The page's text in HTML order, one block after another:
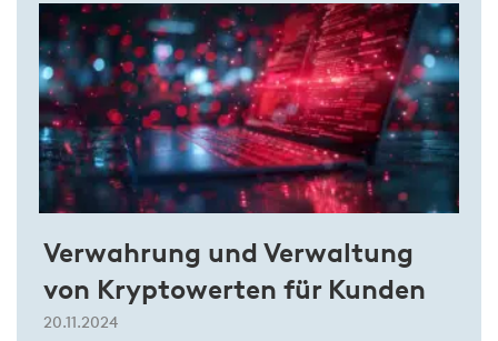
Verwahrung und Verwaltung
von Kryptowerten für Kunden
20.11.2024